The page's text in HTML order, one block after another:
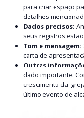
para criar espaço
detalhes
Dados precisos:
seus registros
Tom e mensagem:
carta de
Outras
dado importante.
crescimento da
último evento de